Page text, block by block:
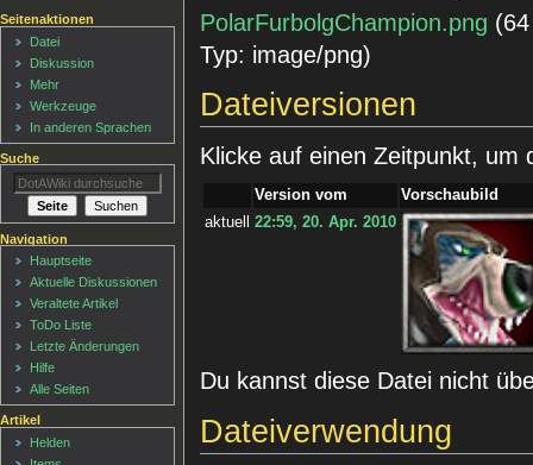
PolarFurbolgChampion.png
Typ: image/png)
Dateiversionen
Klicke auf einen Zeitpunkt, um
Version vom
Vorschaubild
aktuell
22:59, 20. Apr. 2010
Du kannst diese Datei nicht
Dateiverwendung
Seitenaktionen
Datei
Diskussion
Mehr
Werkzeuge
In anderen Sprachen
Suche
Navigation
Hauptseite
Aktuelle Diskussionen
Veraltete Artikel
ToDo Liste
Letzte Änderungen
Hilfe
Alle Seiten
Artikel
Helden